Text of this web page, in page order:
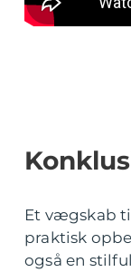
Et vægskab
praktisk
også en